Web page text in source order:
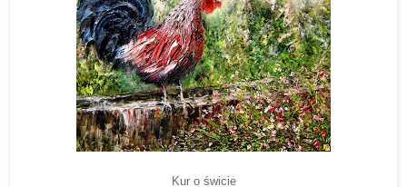
Kur o świcie